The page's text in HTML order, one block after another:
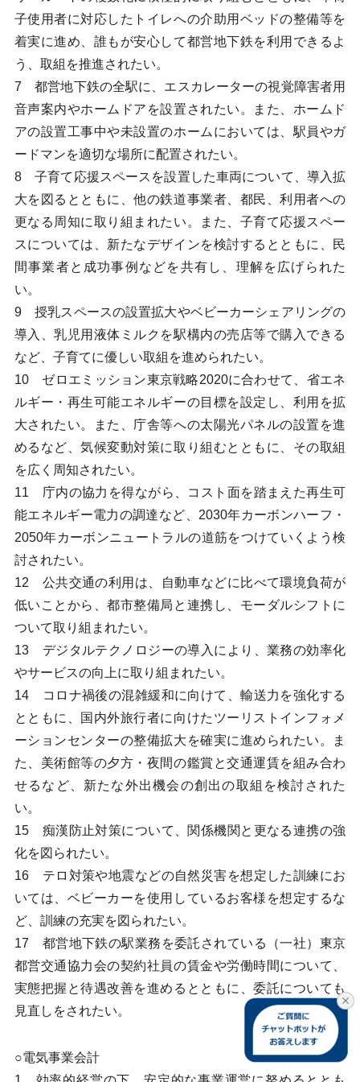
子使用者に対応したトイレへの介助用ベッドの整備等を
着実に進め、誰もが安心して都営地下鉄を利用できるよ
う、取組を推進されたい。
7 都営地下鉄の全駅に、エスカレーターの視覚障害者用
音声案内やホームドアを設置されたい。また、ホームド
アの設置工事中や未設置のホームにおいては、駅員やガ
ードマンを適切な場所に配置されたい。
8 子育て応援スペースを設置した車両について、導入拡
大を図るとともに、他の鉄道事業者、都民、利用者への
更なる周知に取り組まれたい。また、子育て応援スペー
スについては、新たなデザインを検討するとともに、民
間事業者と成功事例などを共有し、理解を広げられた
い。
9 授乳スペースの設置拡大やベビーカーシェアリングの
導入、乳児用液体ミルクを駅構内の売店等で購入できる
など、子育てに優しい取組を進められたい。
10 ゼロエミッション東京戦略2020に合わせて、省エネ
ルギー・再生可能エネルギーの目標を設定し、利用を拡
大されたい。また、庁舎等への太陽光パネルの設置を進
めるなど、気候変動対策に取り組むとともに、その取組
を広く周知されたい。
11 庁内の協力を得ながら、コスト面を踏まえた再生可
能エネルギー電力の調達など、2030年カーボンハーフ・
2050年カーボンニュートラルの道筋をつけていくよう検
討されたい。
12 公共交通の利用は、自動車などに比べて環境負荷が
低いことから、都市整備局と連携し、モーダルシフトに
ついて取り組まれたい。
13 デジタルテクノロジーの導入により、業務の効率化
やサービスの向上に取り組まれたい。
14 コロナ禍後の混雑緩和に向けて、輸送力を強化する
とともに、国内外旅行者に向けたツーリストインフォメ
ーションセンターの整備拡大を確実に進められたい。ま
た、美術館等の夕方・夜間の鑑賞と交通運賃を組み合わ
せるなど、新たな外出機会の創出の取組を検討された
い。
15 痴漢防止対策について、関係機関と更なる連携の強
化を図られたい。
16 テロ対策や地震などの自然災害を想定した訓練にお
いては、ベビーカーを使用しているお客様を想定するな
ど、訓練の充実を図られたい。
17 都営地下鉄の駅業務を委託されている（一社）東京
都営交通協力会の契約社員の賃金や労働時間について、
実態把握と待遇改善を進めるとともに、委託についても
見直しをされたい。
○電気事業会計